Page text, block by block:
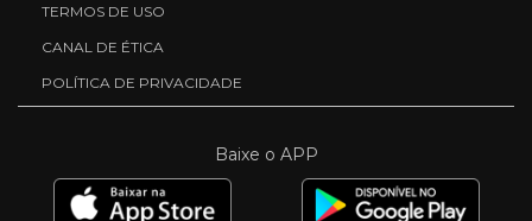
TERMOS DE USO
CANAL DE ÉTICA
POLÍTICA DE PRIVACIDADE
Baixe o APP